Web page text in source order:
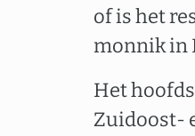
of is het
monnik in
Het
Zuidoost-